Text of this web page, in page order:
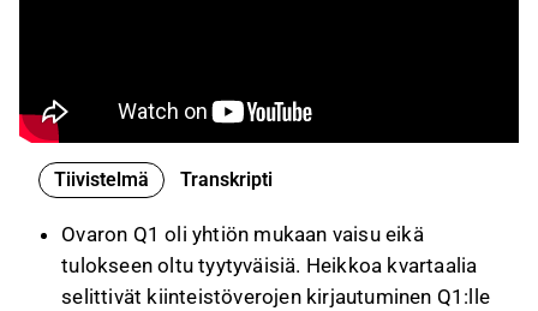
Tiivistelmä Transkripti
Ovaron Q1 oli yhtiön mukaan vaisu eikä
tulokseen oltu tyytyväisiä. Heikkoa kvartaalia
selittivät kiinteistöverojen kirjautuminen Q1:lle